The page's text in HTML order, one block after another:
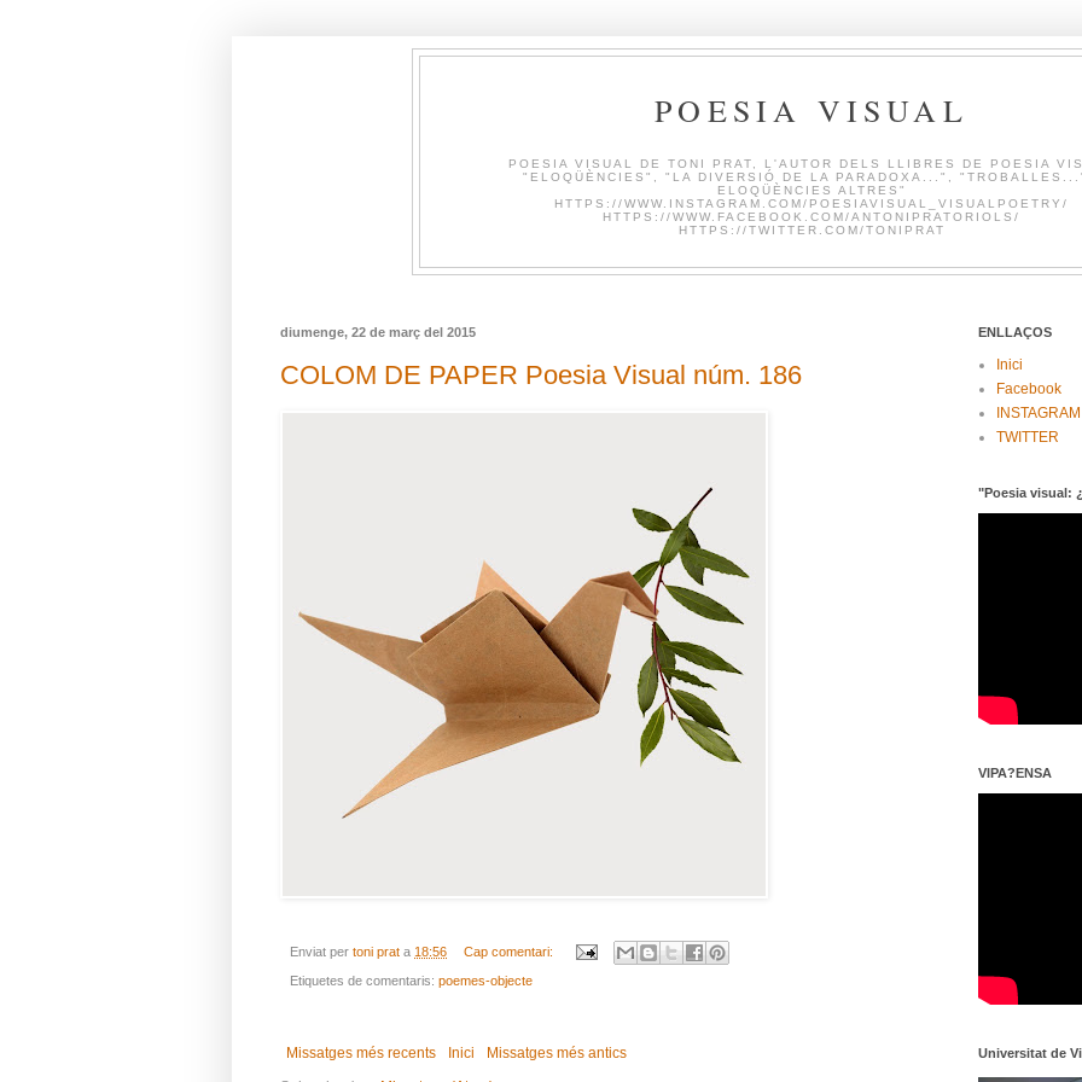
POESIA VISUAL
POESIA VISUAL DE TONI PRAT, L'AUTOR DELS LLIBRES DE POESIA
"ELOQÜÈNCIES", "LA DIVERSIÓ DE LA PARADOXA...",
ELOQÜÈNCIES ALTRES"
HTTPS://WWW.INSTAGRAM.COM/POESIAVISUAL_VISUALPOETRY/
HTTPS://WWW.FACEBOOK.COM/ANTONIPRATORIOLS/
HTTPS://TWITTER.COM/TONIPRAT
diumenge, 22 de març del 2015
COLOM DE PAPER Poesia Visual núm. 186
Enviat per toni prat a 18:56 Cap comentari:
Etiquetes de comentaris: poemes-objecte
Missatges més recents Missatges més antics
Inici
ENLLAÇOS
Inici
Facebook
INSTAGRAM
TWITTER
"Poesia visual:
VIPA?ENSA
Universitat de